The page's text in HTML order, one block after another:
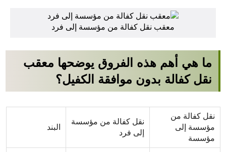
معقب نقل كفالة من مؤسسة إلى فرد
ما هي أهم هذه الفروق يوضحها معقب
نقل كفالة بدون موافقة الكفيل؟
نقل كفالة من
مؤسسة إلى
مؤسسة
نقل كفالة من مؤسسة
إلى فرد
البند